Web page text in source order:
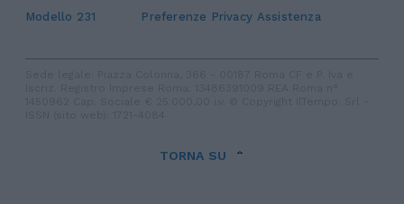
Modello 231
Preferenze Privacy Assistenza
TORNA SU